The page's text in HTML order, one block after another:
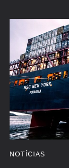
NOTÍCIAS